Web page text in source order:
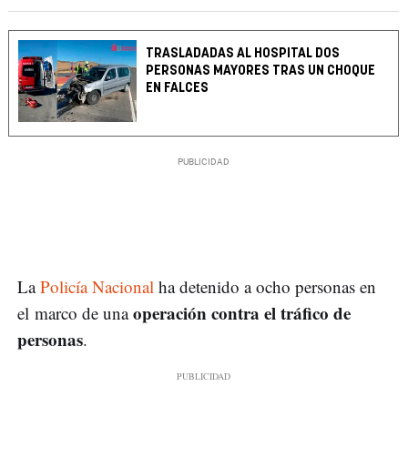
TRASLADADAS AL HOSPITAL DOS
PERSONAS MAYORES TRAS UN CHOQUE
EN FALCES
LaPolicía Nacional ha detenido a ocho personas en
el marco de unaoperación contra el tráfico de
personas.